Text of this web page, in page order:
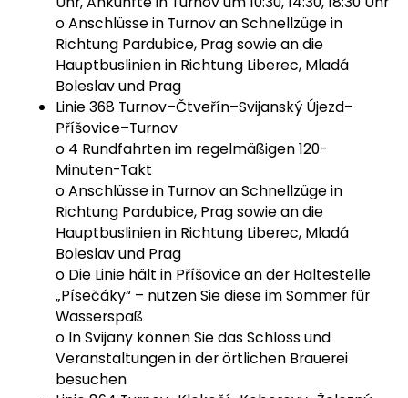
o Anschlüsse in Turnov an Schnellzüge in
Richtung Pardubice, Prag sowie an die
Hauptbuslinien in Richtung Liberec, Mladá
Boleslav und Prag
Linie 368 Turnov–Čtveřín–Svijanský Újezd–
Příšovice–Turnov
o 4 Rundfahrten im regelmäßigen 120-
Minuten-Takt
o Anschlüsse in Turnov an Schnellzüge in
Richtung Pardubice, Prag sowie an die
Hauptbuslinien in Richtung Liberec, Mladá
Boleslav und Prag
o Die Linie hält in Příšovice an der Haltestelle
„Písečáky“ – nutzen Sie diese im Sommer für
Wasserspaß
o In Svijany können Sie das Schloss und
Veranstaltungen in der örtlichen Brauerei
besuchen